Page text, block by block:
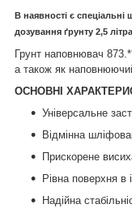
В наявності є
дозування ґрунту 2,5
Грунт наповнювач
а також як
ОСНОВНІ
Універсальне
Відмінна
Прискорене
Рівна поверхня в
Надійна